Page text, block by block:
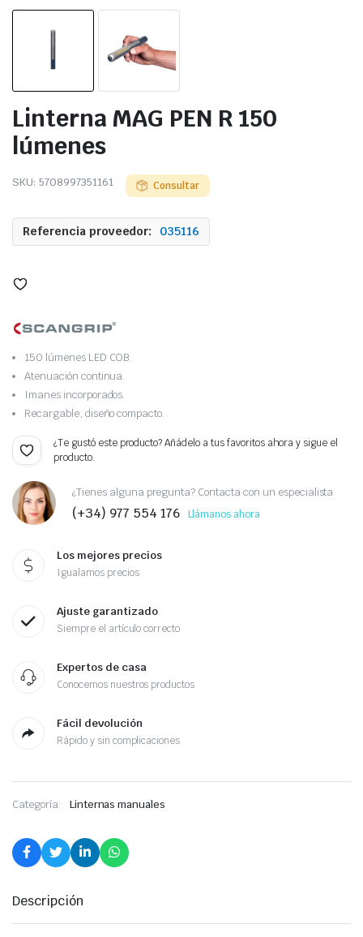
Linterna MAG PEN R 150
lúmenes
SKU: 5708997351161 Consultar
Referencia proveedor: 035116
150 lúmenes LED COB.
Atenuación continua.
Imanes incorporados.
Recargable, diseño compacto.
¿Te gustó este producto? Añádelo a tus favoritos ahora y sigue el
producto.
¿Tienes alguna pregunta? Contacta con un especialista
(+34) 977 554 176 Llámanos ahora
Los mejores precios
Igualamos precios
Ajuste garantizado
Siempre el artículo correcto
Expertos de casa
Conocemos nuestros productos
Fácil devolución
Rápido y sin complicaciones
Categoría: Linternas manuales
Descripción